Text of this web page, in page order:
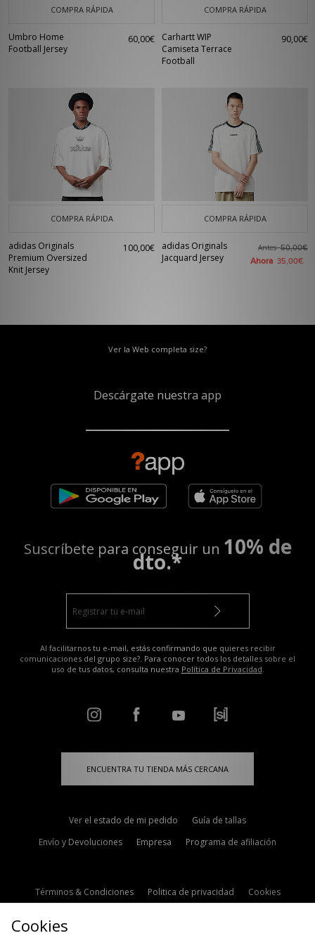
COMPRA RÁPIDA
Umbro Home
Football Jersey
60,00€
COMPRA RÁPIDA
Carhartt WIP
Camiseta Terrace
Football
90,00€
COMPRA RÁPIDA
adidas Originals
Premium Oversized
Knit Jersey
100,00€
COMPRA RÁPIDA
adidas Originals
Jacquard Jersey
Antes50,00€
Ahora 35,00€
Ver la Web completa size?
Descárgate nuestra app
Suscríbete para conseguir un 10% de
dto.*
Al facilitarnos tu e-mail, estás confirmando que quieres recibir
comunicaciones del grupo size?. Para conocer todos los detalles sobre el
uso de tus datos, consulta nuestra Política de Privacidad.
ENCUENTRA TU TIENDA MÁS CERCANA
Ver el estado de mi pedido
Guía de tallas
Envío y Devoluciones
Empresa Programa de afiliación
Términos & Condiciones Politica de privacidad
Cookies
Cookies